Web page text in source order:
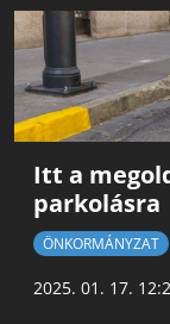
Itt a
parkolásra
ÖNKORMÁNYZAT
2025. 01. 17.